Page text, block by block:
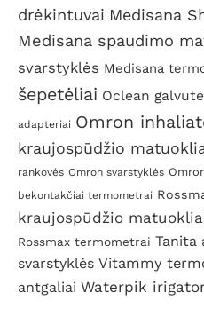
drėkintuvai Medisana
Medisana spaudimo
svarstyklės Medisana
šepetėliai Oclean
adapteriai Omron
kraujospūdžio
rankovės Omron svarstyklės
bekontakčiai termometrai
kraujospūdžio
Rossmax termometrai Tanita
svarstyklės Vitammy
antgaliai Waterpik